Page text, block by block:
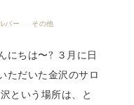
バー · その他
にちは〜? ３月に日
ただいた金沢のサロ
という場所は、と